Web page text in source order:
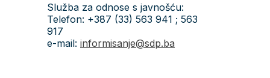
Služba za odnose s javnošću:
Telefon: +387 (33) 563 941 ; 563
917
e-mail: informisanje@sdp.ba